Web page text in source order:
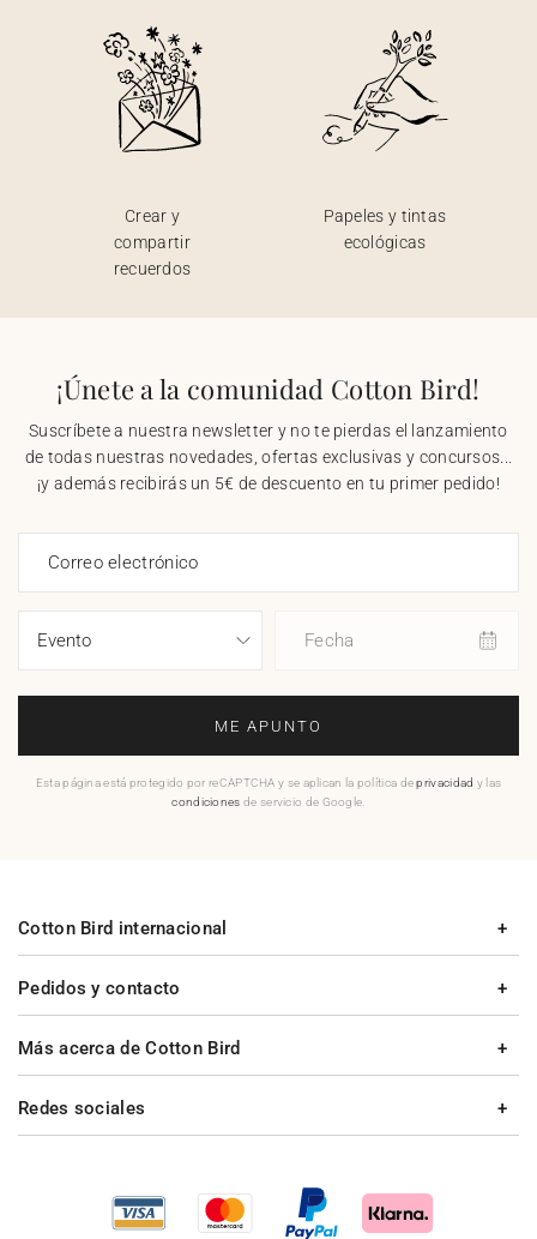
Crear y
compartir
recuerdos
Papeles y tintas
ecológicas
¡Únete a la comunidad Cotton Bird!
Suscríbete a nuestra newsletter y no te pierdas el lanzamiento
de todas nuestras novedades, ofertas exclusivas y concursos...
¡y además recibirás un 5€ de descuento en tu primer pedido!
Correo electrónico
Fecha
ME APUNTO
Esta página está protegido por reCAPTCHA y se aplican la política deprivacidad y las
condiciones de servicio de Google.
Pedidos y contacto
Más acerca de Cotton Bird
Cotton Bird internacional
Redes sociales